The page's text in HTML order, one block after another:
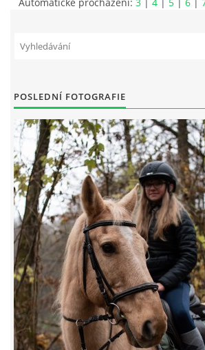
JARNÍ BRIGÁDA 20.5.2023
DNE 17.11.2023 KROUŽEK JEZDECTVÍ
DĚKUJEME MĚSTU RYCHVALD ZA DOTACI
NABÍZÍME BRIGÁDU U NÁS VE STÁJI.
VOLEJTE 604265192
DĚKUJEME ZA PODPORU ČESKÉ UNIÍ
JARNÍ BRIGÁDA 20.4 2024
POSLEDNÍ FOTOGRAFIE